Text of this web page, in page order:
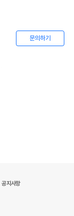
문의하기
공지사항